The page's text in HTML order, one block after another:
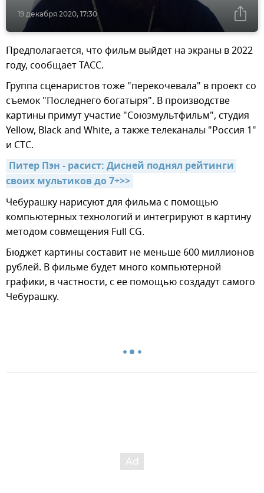
19 декабря 2020, 17:30
Предполагается, что фильм выйдет на экраны в 2022
году, сообщает ТАСС.
Группа сценаристов тоже "перекочевала" в проект со
съемок "Последнего богатыря". В производстве
картины примут участие "Союзмультфильм", студия
Yellow, Black and White, а также телеканалы "Россия 1"
и СТС.
Питер Пэн - расист: Дисней поднял рейтинги
своих мультиков до 7+>>
Чебурашку нарисуют для фильма с помощью
компьютерных технологий и интегрируют в картину
методом совмещения Full CG.
Бюджет картины составит не меньше 600 миллионов
рублей. В фильме будет много компьютерной
графики, в частности, с ее помощью создадут самого
Чебурашку.